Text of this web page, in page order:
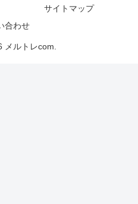
サイトマップ
合わせ
ルトレcom.